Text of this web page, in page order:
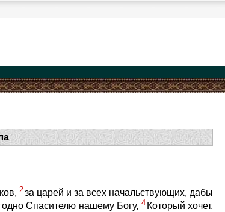
2за царей и за всех начальствующих, дабы
Спасителю нашему Богу, 4 Который хочет,